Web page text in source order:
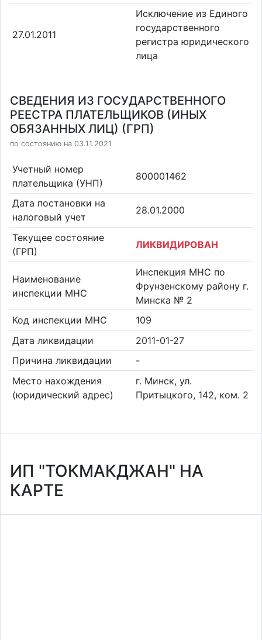
27.01.2011
Исключение из Единого
государственного
регистра юридического
лица
СВЕДЕНИЯ ИЗ ГОСУДАРСТВЕННОГО
РЕЕСТРА ПЛАТЕЛЬЩИКОВ (ИНЫХ
ОБЯЗАННЫХ ЛИЦ) (ГРП)
по состоянию на 03.11.2021
Учетный номер
плательщика (УНП)
800001462
Дата постановки на
налоговый учет
28.01.2000
Текущее состояние
(ГРП)
ЛИКВИДИРОВАН
Наименование
инспекции МНС
Инспекция МНС по
Фрунзенскому району г.
Минска № 2
Код инспекции МНС
109
Дата ликвидации
2011-01-27
Причина ликвидации
-
Место нахождения
(юридический адрес)
г. Минск, ул.
Притыцкого, 142, ком. 2
ИП "ТОКМАКДЖАН" НА
КАРТЕ